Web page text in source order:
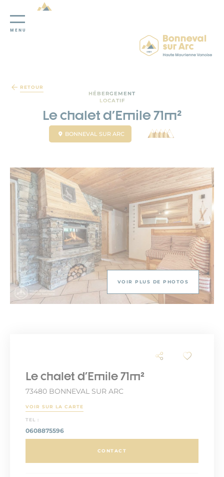
MENU
RETOUR
HÉBERGEMENT
LOCATIF
Le chalet d'Emile 71m²
BONNEVAL SUR ARC
VOIR PLUS DE PHOTOS
Le chalet d'Emile 71m²
73480 BONNEVAL SUR ARC
VOIR SUR LA CARTE
TEL :
0608875596
CONTACT